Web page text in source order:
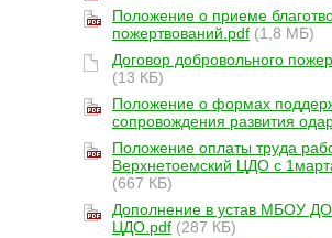
Положение о приеме
пожертвований.pdf (1,8 МБ)
Договор добровольного
(13 КБ)
Положение о формах
сопровождения развития
Положение оплаты труда
Верхнетоемский ЦДО с
(667 КБ)
Дополнение в устав МБОУ ДО
ЦДО.pdf (287 КБ)